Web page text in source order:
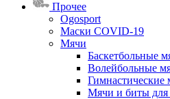
Прочее
Ogosport
Маски COVID-19
Мячи
Баскетбольные
Волейбольные
Гимнастические
Мячи и биты для